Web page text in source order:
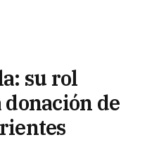
su rol
donación de